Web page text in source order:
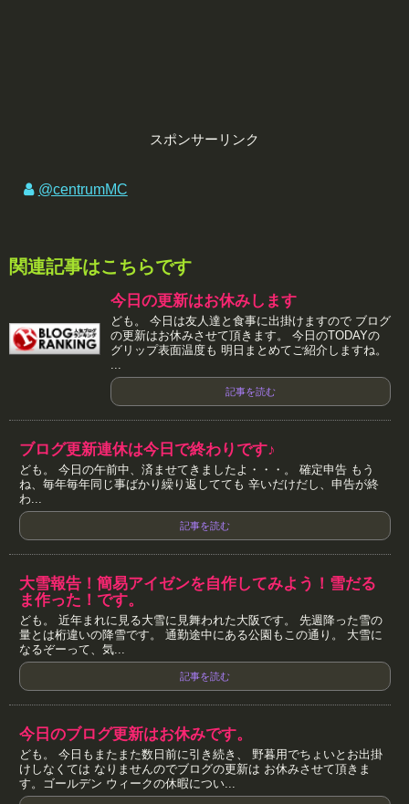
スポンサーリンク
@centrumMC
関連記事はこちらです
今日の更新はお休みします
ども。 今日は友人達と食事に出掛けますので ブログ
の更新はお休みさせて頂きます。 今日のTODAYの
グリップ表面温度も 明日まとめてご紹介しますね。
...
記事を読む
ブログ更新連休は今日で終わりです♪
ども。 今日の午前中、済ませてきましたよ・・・。 確定申告 もう
ね、毎年毎年同じ事ばかり繰り返してても 辛いだけだし、申告が終
わ...
記事を読む
大雪報告！簡易アイゼンを自作してみよう！雪だる
ま作った！です。
ども。 近年まれに見る大雪に見舞われた大阪です。 先週降った雪の
量とは桁違いの降雪です。 通勤途中にある公園もこの通り。 大雪に
なるぞーって、気...
記事を読む
今日のブログ更新はお休みです。
ども。 今日もまたまた数日前に引き続き、 野暮用でちょいとお出掛
けしなくては なりませんのでブログの更新は お休みさせて頂きま
す。ゴールデン ウィークの休暇につい...